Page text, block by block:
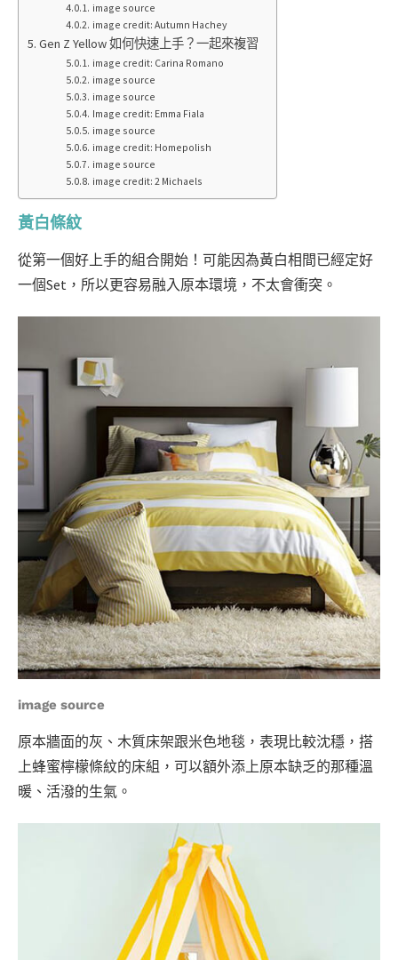
image source
image credit: Autumn Hachey
Gen Z Yellow 如何快速上手？一起來複習
image credit: Carina Romano
image source
image source
Image credit: Emma Fiala
image source
image credit: Homepolish
image source
image credit: 2 Michaels
黃白條紋
從第一個好上手的組合開始！可能因為黃白相間已經定好
一個Set，所以更容易融入原本環境，不太會衝突。
image source
原本牆面的灰、木質床架跟米色地毯，表現比較沈穩，搭
上蜂蜜檸檬條紋的床組，可以額外添上原本缺乏的那種溫
暖、活潑的生氣。